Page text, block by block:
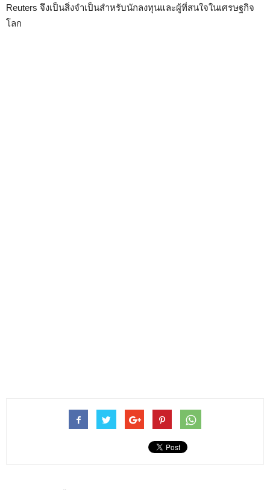
Reuters จึงเป็นสิ่งจำเป็นสำหรับนักลงทุนและผู้ที่สนใจในเศรษฐกิจ
โลก